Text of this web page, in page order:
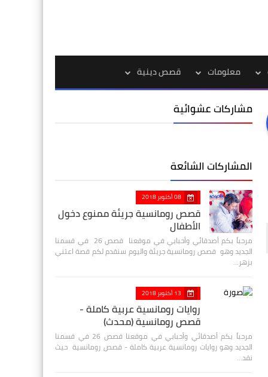
معلومات قصص دينية
مشاركات عشوائية
المشاركات الشائعة
08 أكتوبر 2018
قصص رومانسية جريئة ممنوع دخول
الأطفال
مرحباً بكم أصدقائي وأحبابي في موقعنا قصص 26 في قسمنا
الجديد وهو قصص رومانسية جريئة واليوم سنقدم لكم قصة اعتني
بزهر…
13 أكتوبر 2018
روايات رومانسية عربية كاملة -
قصص رومانسية (محدث)
مرحباً بكم أصدقائي وأحبابي في موقعنا قصص 26 في قسمنا
الجديد وهو روايات رومانسية عربية كاملة - قصص رومانسية حيث
نقد…